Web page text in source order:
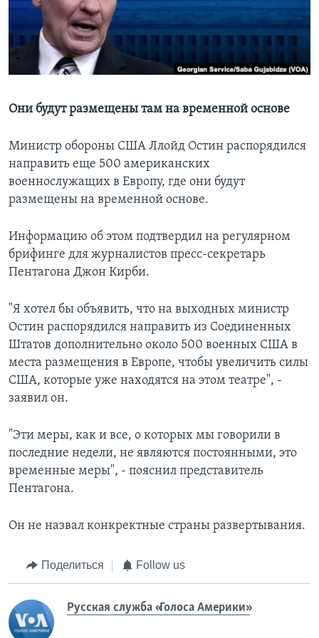
Learning English
СОЦИАЛЬНЫЕ СЕТИ
Они будут размещены там на временной основе
Министр обороны США Ллойд Остин распорядился
направить еще 500 американских
военнослужащих в Европу, где они будут
размещены на временной основе.
Информацию об этом подтвердил на регулярном
брифинге для журналистов пресс-секретарь
Пентагона Джон Кирби.
"Я хотел бы объявить, что на выходных министр
Остин распорядился направить из Соединенных
Штатов дополнительно около 500 военных США в
места размещения в Европе, чтобы увеличить силы
США, которые уже находятся на этом театре", -
заявил он.
"Эти меры, как и все, о которых мы говорили в
последние недели, не являются постоянными, это
временные меры", - пояснил представитель
Пентагона.
Он не назвал конкректные страны развертывания.
Поделиться Follow us
Русская служба «Голоса Америки»